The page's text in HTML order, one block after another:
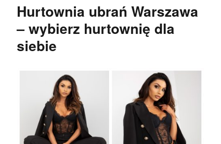
Hurtownia ubrań Warszawa
– wybierz hurtownię dla
siebie